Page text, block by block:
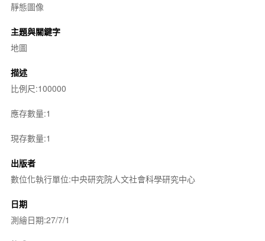
靜態圖像
主題與關鍵字
地圖
描述
比例尺:100000
應存數量:1
現存數量:1
出版者
數位化執行單位:中央研究院人文社會科學研究中心
日期
測繪日期:27/7/1